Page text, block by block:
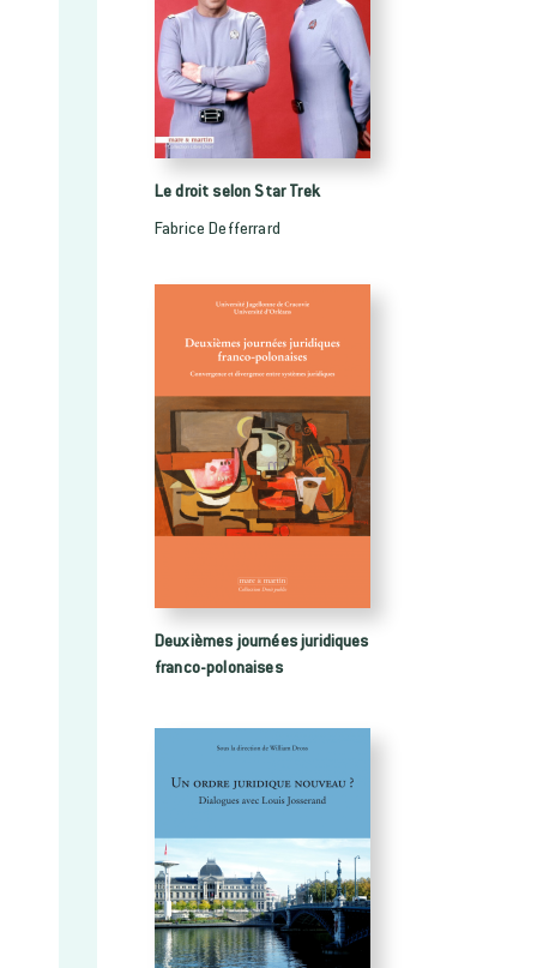
Le droit selon Star Trek
Fabrice Defferrard
Deuxièmes journées juridiques
franco-polonaises